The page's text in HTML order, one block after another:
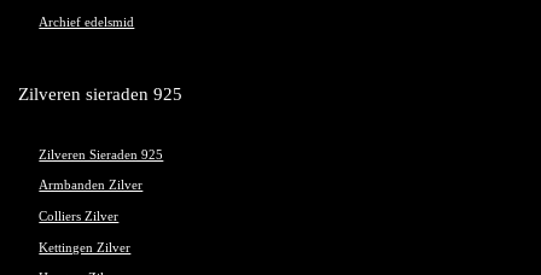
Archief edelsmid
Zilveren sieraden 925
Zilveren Sieraden 925
Armbanden Zilver
Colliers Zilver
Kettingen Zilver